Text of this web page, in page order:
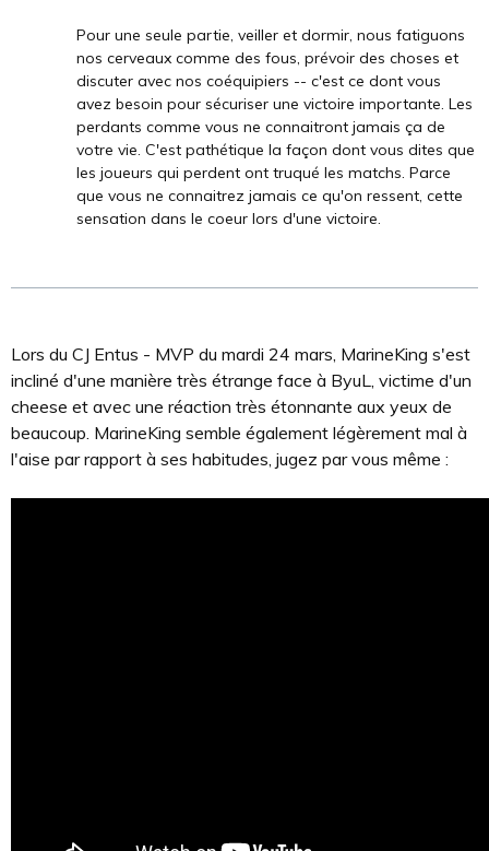
Pour une seule partie, veiller et dormir, nous fatiguons
nos cerveaux comme des fous, prévoir des choses et
discuter avec nos coéquipiers -- c'est ce dont vous
avez besoin pour sécuriser une victoire importante. Les
perdants comme vous ne connaitront jamais ça de
votre vie. C'est pathétique la façon dont vous dites que
les joueurs qui perdent ont truqué les matchs. Parce
que vous ne connaitrez jamais ce qu'on ressent, cette
sensation dans le coeur lors d'une victoire.
Lors du CJ Entus - MVP du mardi 24 mars, MarineKing s'est
incliné d'une manière très étrange face à ByuL, victime d'un
cheese et avec une réaction très étonnante aux yeux de
beaucoup. MarineKing semble également légèrement mal à
l'aise par rapport à ses habitudes, jugez par vous même :